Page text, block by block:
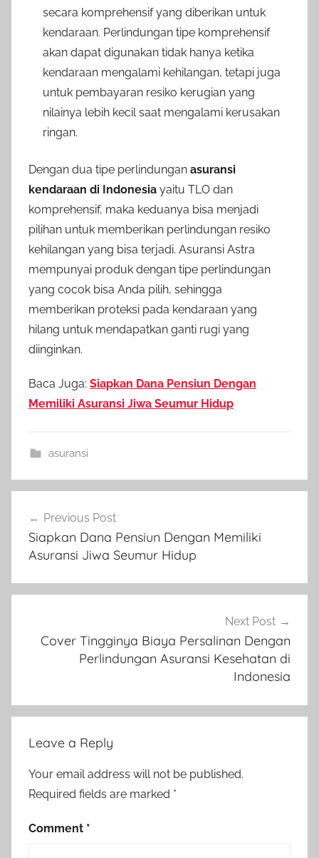
secara komprehensif yang diberikan untuk
kendaraan. Perlindungan tipe komprehensif
akan dapat digunakan tidak hanya ketika
kendaraan mengalami kehilangan, tetapi juga
untuk pembayaran resiko kerugian yang
nilainya lebih kecil saat mengalami kerusakan
ringan.
Dengan dua tipe perlindungan asuransi
kendaraan di Indonesia yaitu TLO dan
komprehensif, maka keduanya bisa menjadi
pilihan untuk memberikan perlindungan resiko
kehilangan yang bisa terjadi. Asuransi Astra
mempunyai produk dengan tipe perlindungan
yang cocok bisa Anda pilih, sehingga
memberikan proteksi pada kendaraan yang
hilang untuk mendapatkan ganti rugi yang
diinginkan.
Baca Juga: Siapkan Dana Pensiun Dengan
Memiliki Asuransi Jiwa Seumur Hidup
asuransi
Previous Post
Siapkan Dana Pensiun Dengan Memiliki
Asuransi Jiwa Seumur Hidup
Next Post
Cover Tingginya Biaya Persalinan Dengan
Perlindungan Asuransi Kesehatan di
Indonesia
Leave a Reply
Your email address will not be published.
Required fields are marked *
Comment *